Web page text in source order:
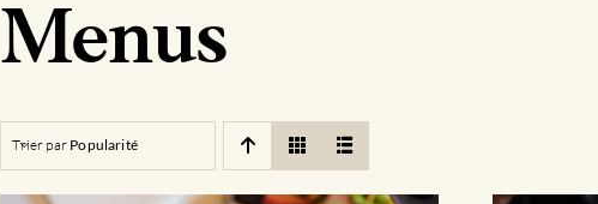
Menus
Trier par Popularité